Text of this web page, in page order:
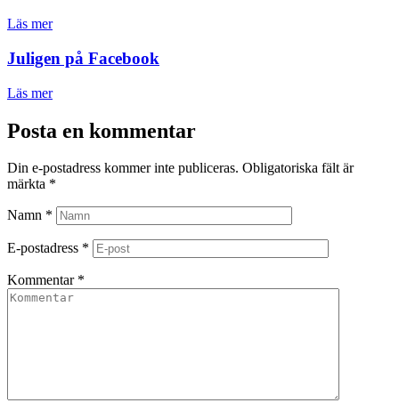
Läs mer
Juligen på Facebook
Läs mer
Posta en kommentar
Din e-postadress kommer inte publiceras. Obligatoriska fält är
märkta *
Namn *
E-postadress *
Kommentar *